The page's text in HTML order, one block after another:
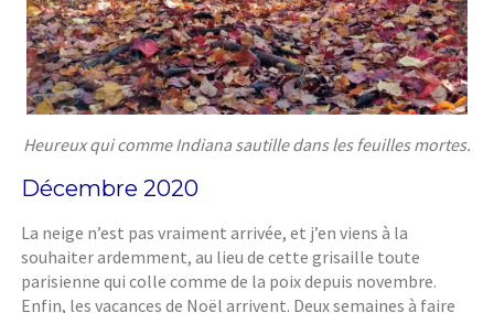
Heureux qui comme Indiana sautille dans les feuilles mortes.
Décembre 2020
La neige n’est pas vraiment arrivée, et j’en viens à la
souhaiter ardemment, au lieu de cette grisaille toute
parisienne qui colle comme de la poix depuis novembre.
Enfin, les vacances de Noël arrivent. Deux semaines à faire